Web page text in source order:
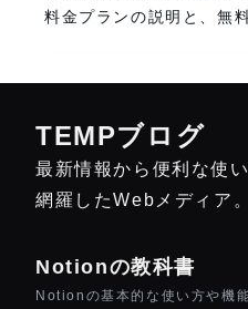
料金プランの説明と、無
TEMPブログ
最新情報から便利な使
網羅したWebメディア。
Notionの教科書
Notionの基本的な使い方や機